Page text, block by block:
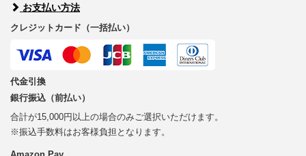
お支払い方法
クレジットカード（一括払い）
代金引換
銀行振込（前払い）
合計が15,000円以上の場合のみご選択いただけます。
※振込手数料はお客様負担となります。